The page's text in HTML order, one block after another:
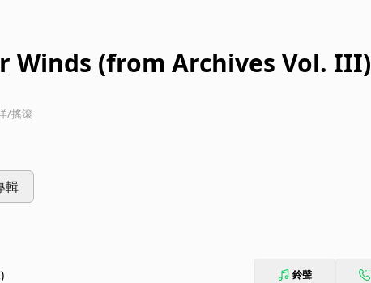
Winds (from Archives Vol. III)
/搖滾
輯
鈴聲